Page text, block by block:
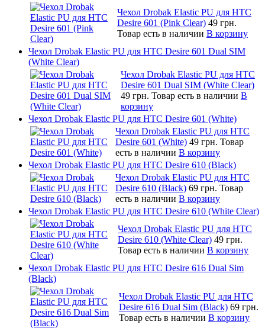
Чехол Drobak Elastic PU для HTC
Desire 601 (Pink Clear) 49 грн.
Товар есть в наличии В корзину
Чехол Drobak Elastic PU для HTC Desire 601 Dual SIM
(White Clear)
Чехол Drobak Elastic PU для HTC
Desire 601 Dual SIM (White Clear)
49 грн. Товар есть в наличии В
корзину
Чехол Drobak Elastic PU для HTC Desire 601 (White)
Чехол Drobak Elastic PU для HTC
Desire 601 (White) 49 грн. Товар
есть в наличии В корзину
Чехол Drobak Elastic PU для HTC Desire 610 (Black)
Чехол Drobak Elastic PU для HTC
Desire 610 (Black) 69 грн. Товар
есть в наличии В корзину
Чехол Drobak Elastic PU для HTC Desire 610 (White Clear)
Чехол Drobak Elastic PU для HTC
Desire 610 (White Clear) 49 грн.
Товар есть в наличии В корзину
Чехол Drobak Elastic PU для HTC Desire 616 Dual Sim
(Black)
Чехол Drobak Elastic PU для HTC
Desire 616 Dual Sim (Black) 69 грн.
Товар есть в наличии В корзину